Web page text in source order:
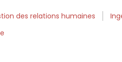
des relations humaines